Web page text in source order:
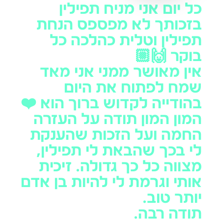
כל יום אני מניח תפילין
בזכותך לא מפספס הנחת
תפילין וטלית כהלכה כל
בוקר 🙌🏼
אין מאושר ממני אני מאד
שמח לפתוח את היום
בהודייה לקדוש ברוך הוא ❤️
המון המון תודה על העזרה
החמה ועל הזכות שהענקת
לי בכך שהבאת לי תפילין,
מצווה כל כך גדולה. זיכית
אותי וגרמת לי להיות בן אדם
יותר טוב.
תודה רבה.